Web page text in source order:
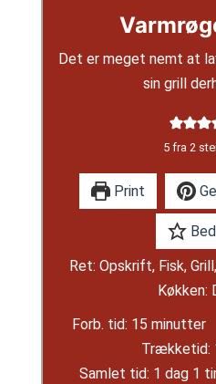
Det er meget nemt at
sin grill
5fra 2
Print
Ret:Opskrift, Fisk,
Køkken:
Forb. tid: 15minutter
minutter
Trækketid:
Samlet tid: 1 dag
dag 1